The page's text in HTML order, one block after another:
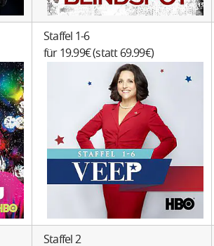
Staffel 1-6
für 19.99€ (statt 69.99€)
Staffel 2